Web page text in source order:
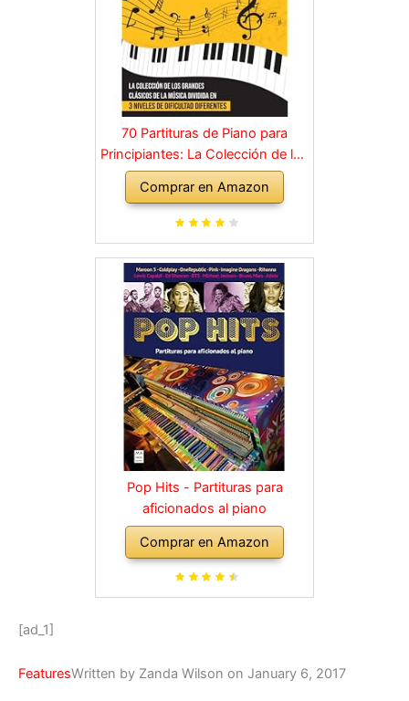
70 Partituras de Piano para
Principiantes: La Colección de los
Grandes Clásicos de la Música
dividida en 3 Niveles de dificultad
diferentes
Comprar en Amazon
Pop Hits - Partituras para
aficionados al piano
Comprar en Amazon
[ad_1]
FeaturesWritten by Zanda Wilson on January 6, 2017